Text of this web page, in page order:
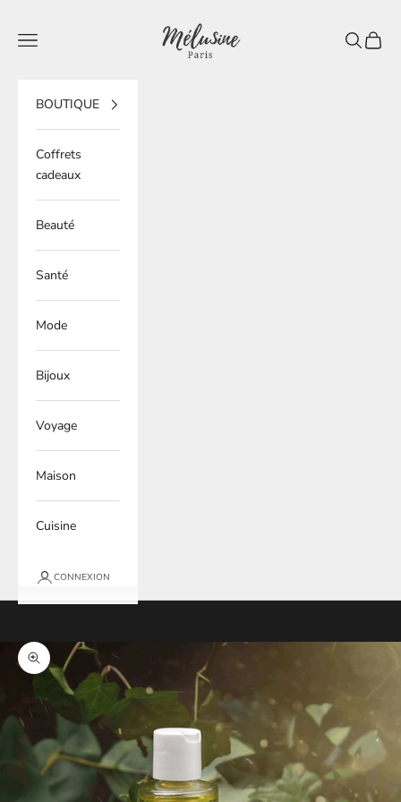
Mélusine Paris
Ouvrir la navigation
Ouvrir la
Voir
BOUTIQUE
Coffrets
cadeaux
Beauté
Santé
Mode
Bijoux
Voyage
Maison
Cuisine
CONNEXION
Zoomer sur l'image